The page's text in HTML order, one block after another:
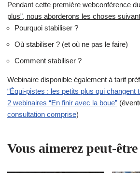
Pendant cette première webconférence
plus”, nous aborderons les choses
Pourquoi stabiliser ?
Où stabiliser ? (et où ne pas le faire)
Comment stabiliser ?
Webinaire disponible également à tarif
“Équi-pistes : les petits plus qui changent
2 webinaires “En finir avec la boue”
consultation comprise)
Vous aimerez peut-